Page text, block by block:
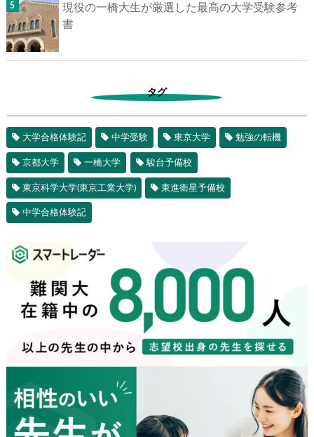
現役の一橋大生が厳選した最高の大学受験参考
書
タグ
大学合格体験記 中学受験 東京大学 勉強の転機
京都大学 一橋大学 駿台予備校
東京科学大学(東京工業大学) 東進衛星予備校
中学合格体験記